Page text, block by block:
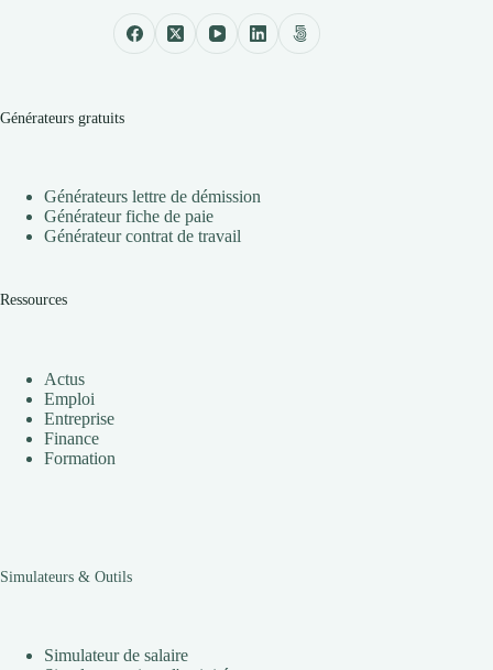
Générateurs gratuits
Générateurs lettre de démission
Générateur fiche de paie
Générateur contrat de travail
Ressources
Actus
Emploi
Entreprise
Finance
Formation
Simulateurs & Outils
Simulateur de salaire